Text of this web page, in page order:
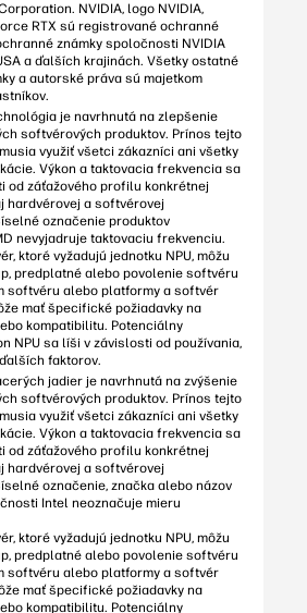
NVIDIA, logo NVIDIA,
RTX sú registrované ochranné
známky spoločnosti NVIDIA
a ďalších krajinách. Všetky ostatné
a autorské práva sú majetkom
je navrhnutá na zlepšenie
softvérových produktov. Prínos tejto
využiť všetci zákazníci ani všetky
Výkon a taktovacia frekvencia sa
od záťažového profilu konkrétnej
hardvérovej a softvérovej
označenie produktov
nevyjadruje taktovaciu frekvenciu.
ktoré vyžadujú jednotku NPU, môžu
predplatné alebo povolenie softvéru
softvéru alebo platformy a softvér
mať špecifické požiadavky na
kompatibilitu. Potenciálny
NPU sa líši v závislosti od používania,
faktorov.
jadier je navrhnutá na zvýšenie
softvérových produktov. Prínos tejto
využiť všetci zákazníci ani všetky
Výkon a taktovacia frekvencia sa
od záťažového profilu konkrétnej
hardvérovej a softvérovej
označenie, značka alebo názov
Intel neoznačuje mieru
ktoré vyžadujú jednotku NPU, môžu
predplatné alebo povolenie softvéru
softvéru alebo platformy a softvér
mať špecifické požiadavky na
kompatibilitu. Potenciálny